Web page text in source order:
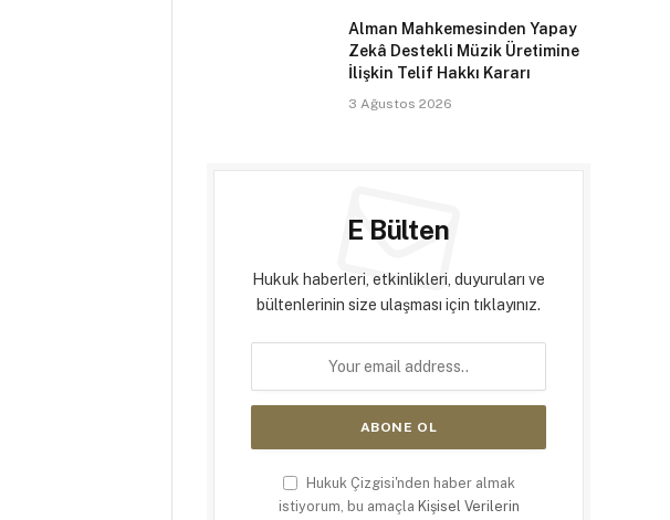
Alman Mahkemesinden Yapay
Zekâ Destekli Müzik Üretimine
İlişkin Telif Hakkı Kararı
3 Ağustos 2026
E Bülten
Hukuk haberleri, etkinlikleri, duyuruları ve
bültenlerinin size ulaşması için tıklayınız.
Hukuk Çizgisi'nden haber almak
istiyorum, bu amaçla Kişisel Verilerin